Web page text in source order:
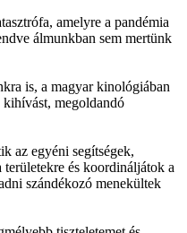
amelyre a pandémia
álmunkban sem mertünk
is, a magyar kinológiában
kihívást, megoldandó
az egyéni segítségek,
területekre és koordináljátok a
szándékozó menekültek